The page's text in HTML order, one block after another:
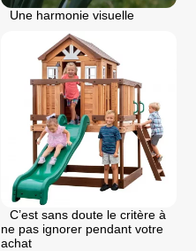
Une harmonie visuelle
C’est sans doute le critère à
ne pas ignorer pendant votre
achat